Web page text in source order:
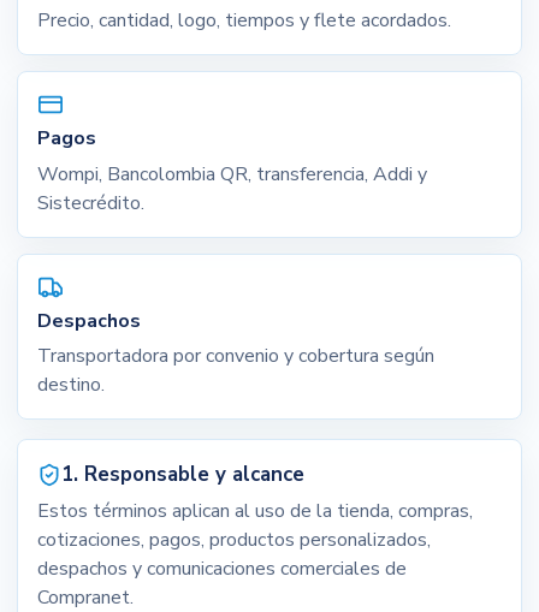
Precio, cantidad, logo, tiempos y flete acordados.
Pagos
Wompi, Bancolombia QR, transferencia, Addi y
Sistecrédito.
Despachos
Transportadora por convenio y cobertura según
destino.
1. Responsable y alcance
Estos términos aplican al uso de la tienda, compras,
cotizaciones, pagos, productos personalizados,
despachos y comunicaciones comerciales de
Compranet.